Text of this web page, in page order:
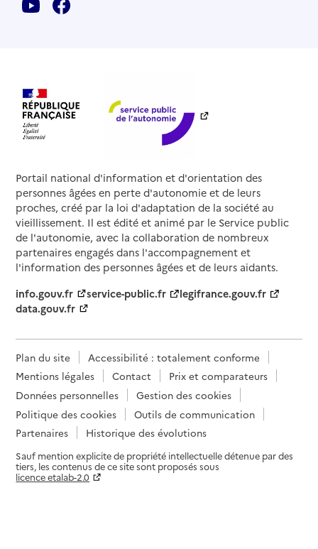
Portail national d'information et d'orientation des
personnes âgées en perte d'autonomie et de leurs
proches, créé par la loi d'adaptation de la société au
vieillissement. Il est édité et animé par le Service public
de l'autonomie, avec la collaboration de nombreux
partenaires engagés dans l'accompagnement et
l'information des personnes âgées et de leurs aidants.
info.gouv.fr
service-public.fr
legifrance.gouv.fr
data.gouv.fr
Plan du site
Accessibilité : totalement conforme
Mentions légales
Contact
Prix et comparateurs
Données personnelles
Gestion des cookies
Politique des cookies
Outils de communication
Partenaires
Historique des évolutions
Sauf mention explicite de propriété intellectuelle détenue par des
tiers, les contenus de ce site sont proposés sous
licence etalab-2.0